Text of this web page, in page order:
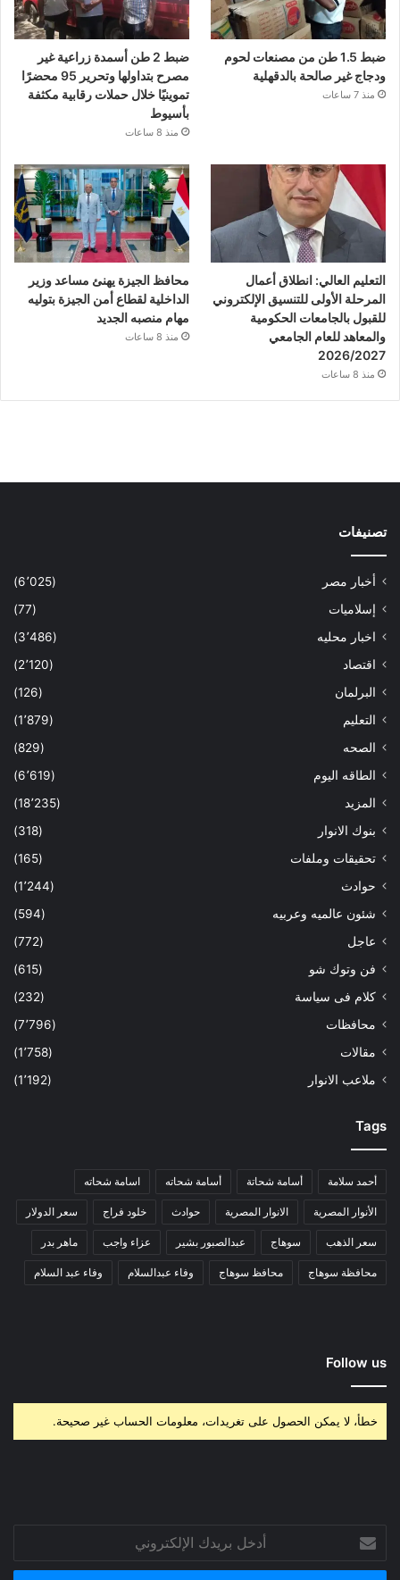
ضبط 1.5 طن من مصنعات لحوم
ودجاج غير صالحة بالدقهلية
منذ 7 ساعات
ضبط 2 طن أسمدة زراعية غير
مصرح بتداولها وتحرير 95 محضرًا
تموينيًا خلال حملات رقابية مكثفة
بأسيوط
منذ 8 ساعات
التعليم العالي: انطلاق أعمال
المرحلة الأولى للتنسيق الإلكتروني
للقبول بالجامعات الحكومية
والمعاهد للعام الجامعي
2026/2027
منذ 8 ساعات
محافظ الجيزة يهنئ مساعد وزير
الداخلية لقطاع أمن الجيزة بتوليه
مهام منصبه الجديد
منذ 8 ساعات
تصنيفات
أخبار مصر
(6٬025)
إسلاميات
(77)
اخبار محليه
(3٬486)
اقتصاد
(2٬120)
البرلمان
(126)
التعليم
(1٬879)
الصحه
(829)
الطاقه اليوم
(6٬619)
المزيد
(18٬235)
بنوك الانوار
(318)
تحقيقات وملفات
(165)
حوادث
(1٬244)
شئون عالميه وعربيه
(594)
عاجل
(772)
فن وتوك شو
(615)
كلام فى سياسة
(232)
محافظات
(7٬796)
مقالات
(1٬758)
ملاعب الانوار
(1٬192)
Tags
أحمد سلامة أسامة شحاتة أسامة شحاته اسامة شحاته
الأنوار المصرية الانوار المصرية حوادث خلود فراج سعر الدولار
سعر الذهب سوهاج عبدالصبور بشير عزاء واجب ماهر بدر
محافظة سوهاج محافظ سوهاج وفاء عبدالسلام وفاء عبد السلام
Follow us
خطأ، لا يمكن الحصول على تغريدات، معلومات الحساب غير صحيحة.
بريدك
الإلكتروني